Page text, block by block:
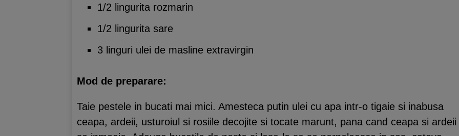
1/2 lingurita rozmarin
1/2 lingurita sare
3 linguri ulei de masline extravirgin
Mod de preparare:
Taie pestele in bucati mai mici. Amesteca putin ulei cu apa intr-o tigaie si inabusa
ceapa, ardeii, usturoiul si rosiile decojite si tocate marunt, pana cand ceapa si ardeii